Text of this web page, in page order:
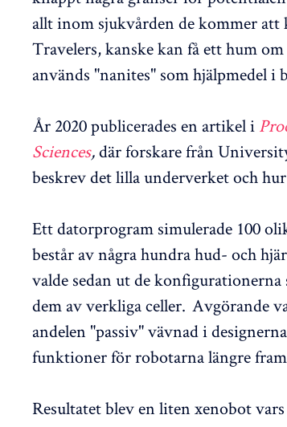
allt inom sjukvården de kommer att
Travelers, kanske kan få ett hum
används "nanites" som hjälpmedel i
År 2020 publicerades en artikel i
Sciences,där forskare från
beskrev det lilla underverket och
Ett datorprogram simulerade 100
består av några hundra hud- och
valde sedan ut de
dem av verkliga celler. Avgörande
andelen "passiv" vävnad i
funktioner för robotarna längre
Resultatet blev en liten xenobot